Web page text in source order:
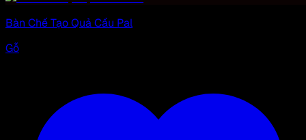
Bàn Chế Tạo Quả Cầu Pal
Gỗ